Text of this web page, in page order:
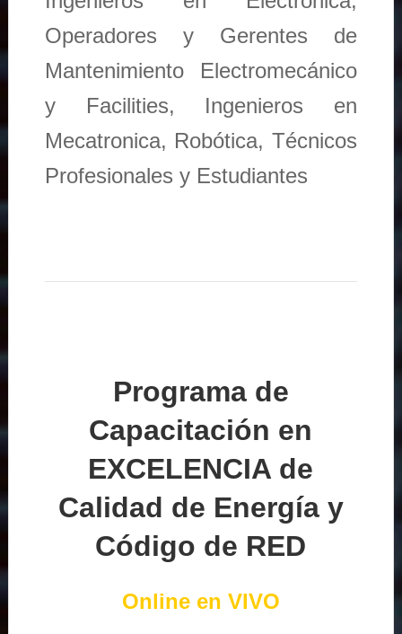
Operadores y Gerentes de
Mantenimiento Electromecánico
y Facilities, Ingenieros en
Mecatronica, Robótica, Técnicos
Profesionales y Estudiantes
Programa de
Capacitación en
EXCELENCIA de
Calidad de Energía y
Código de RED
Online en VIVO